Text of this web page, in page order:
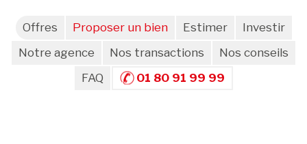
Offres Proposer un bien Estimer
Investir
Notre agence
Nos transactions
Nos conseils
FAQ
01 80 91 99 99